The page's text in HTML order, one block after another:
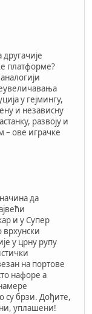
платформе?
у гејмингу,
и независну
развоју и
– ове играчке
да
и у Супер
врхунски
у црну рупу
на портове
нафоре а
су брзи. Дођите,
уплашени!